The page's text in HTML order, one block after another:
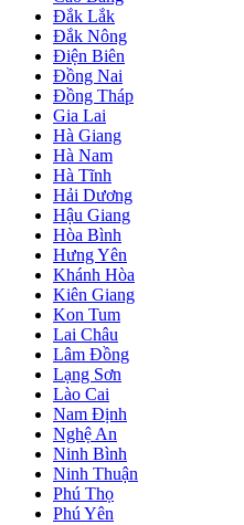
Đắk Lắk
Đắk Nông
Điện Biên
Đồng Nai
Đồng Tháp
Gia Lai
Hà Giang
Hà Nam
Hà Tĩnh
Hải Dương
Hậu Giang
Hòa Bình
Hưng Yên
Khánh Hòa
Kiên Giang
Kon Tum
Lai Châu
Lâm Đồng
Lạng Sơn
Lào Cai
Nam Định
Nghệ An
Ninh Bình
Ninh Thuận
Phú Thọ
Phú Yên